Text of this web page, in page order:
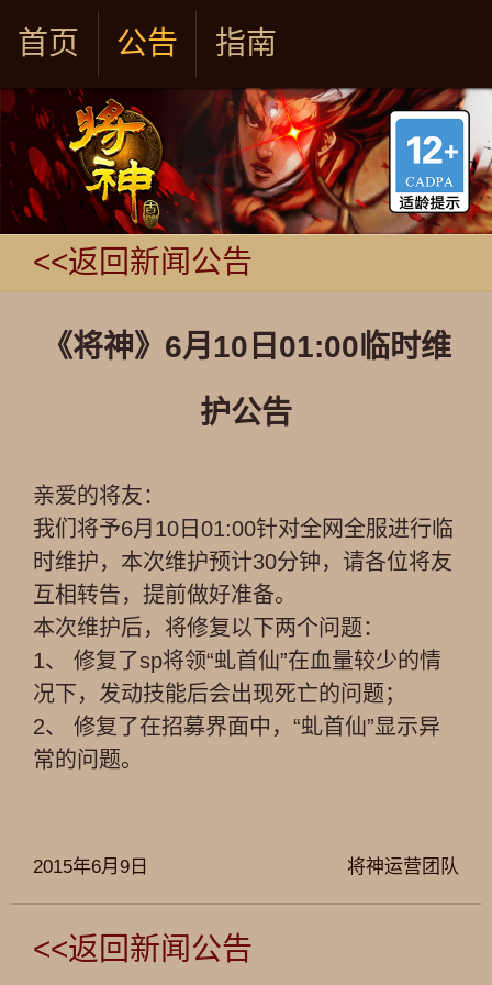
首页 公告 指南
<<返回新闻公告
《将神》6月10日01:00临时维
护公告
亲爱的将友：
我们将予6月10日01:00针对全网全服进行临
时维护，本次维护预计30分钟，请各位将友
互相转告，提前做好准备。
本次维护后，将修复以下两个问题：
1、 修复了sp将领“虬首仙”在血量较少的情
况下，发动技能后会出现死亡的问题；
2、 修复了在招募界面中，“虬首仙”显示异
常的问题。
将神运营团队
2015年6月9日
<<返回新闻公告